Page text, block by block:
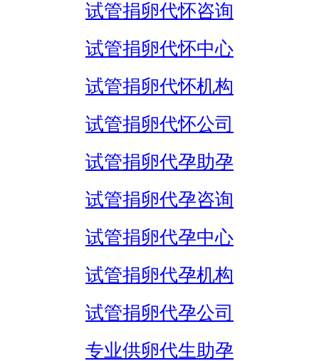
试管捐卵代怀咨询
试管捐卵代怀中心
试管捐卵代怀机构
试管捐卵代怀公司
试管捐卵代孕助孕
试管捐卵代孕咨询
试管捐卵代孕中心
试管捐卵代孕机构
试管捐卵代孕公司
专业供卵代生助孕